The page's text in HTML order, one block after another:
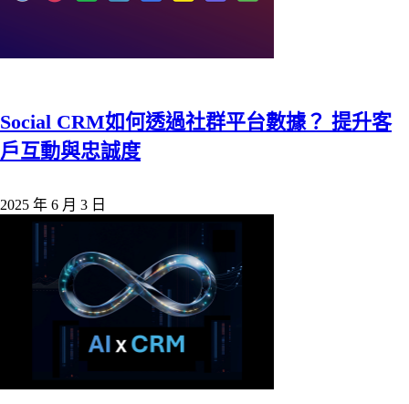
Social CRM如何透過社群平台數據？ 提升客
戶互動與忠誠度
2025 年 6 月 3 日